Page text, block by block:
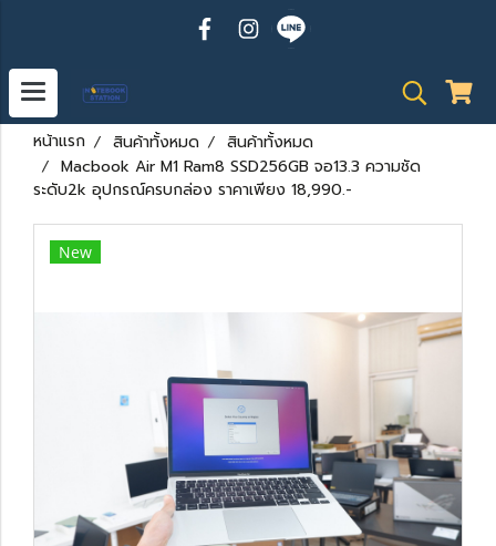
หน้าแรก สินค้าทั้งหมด
สินค้าทั้งหมด
Macbook Air M1 Ram8 SSD256GB จอ13.3 ความชัด
ระดับ2k อุปกรณ์ครบกล่อง ราคาเพียง 18,990.-
New